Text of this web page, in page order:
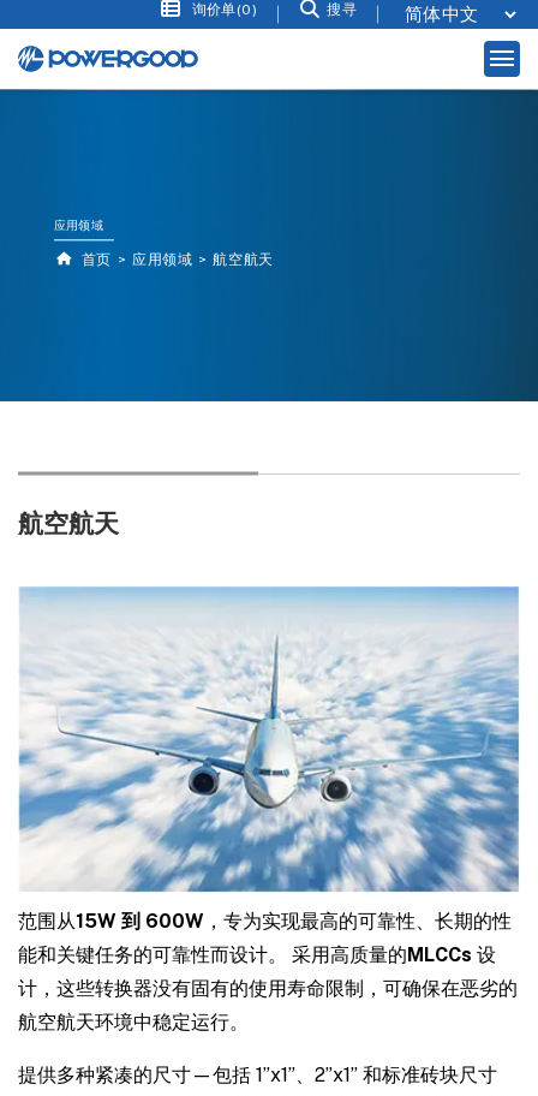
询价单(0) 搜寻
应用领域
首页 应用领域 航空航天
航空航天
范围从15W 到 600W ，专为实现最高的可靠性、长期的性
能和关键任务的可靠性而设计。 采用高质量的 MLCCs 设
计，这些转换器没有固有的使用寿命限制，可确保在恶劣的
航空航天环境中稳定运行。
提供多种紧凑的尺寸—包括 1”x1”、2”x1” 和标准砖块尺寸